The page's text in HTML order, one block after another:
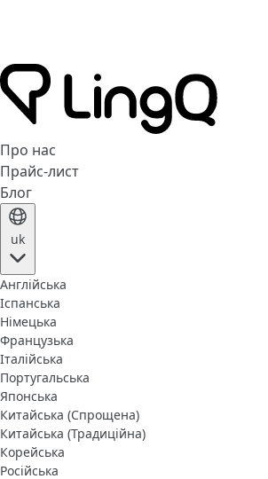
Про нас
Прайс-лист
Блог
uk
Англійська
Іспанська
Німецька
Французька
Італійська
Португальська
Японська
Китайська (Спрощена)
Китайська (Традиційна)
Корейська
Російська